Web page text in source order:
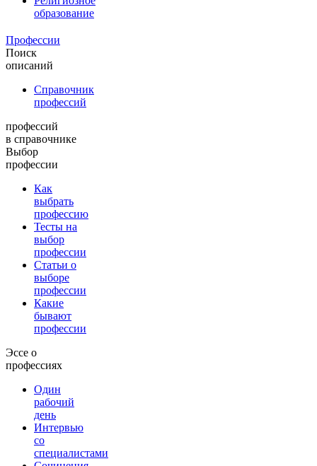
образование
Профессии
Поиск
описаний
Справочник
профессий
профессий
в справочнике
Выбор
профессии
Как
выбрать
профессию
Тесты на
выбор
профессии
Статьи о
выборе
профессии
Какие
бывают
профессии
Эссе о
профессиях
Один
рабочий
день
Интервью
со
специалистами